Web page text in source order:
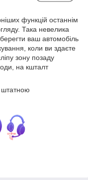
функцій останнім
Така невелика
ваш автомобіль
коли ви здаєте
зону позаду
на кшталт
штатною